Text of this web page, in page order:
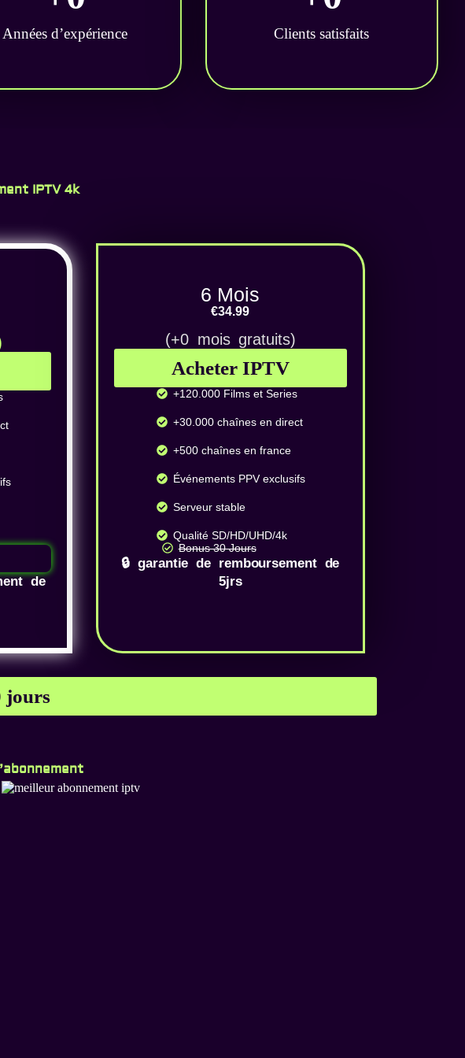
Années d’expérience Clients satisfaits
IPTV 4k
de
6 Mois
€34.99
(+0 mois gratuits)
Acheter IPTV
+120.000 Films et Series
+30.000 chaînes en direct
+500 chaînes en france
Événements PPV exclusifs
Serveur stable
Qualité SD/HD/UHD/4k
Bonus 30 Jours
🔒 garantie de remboursement de
5jrs
jours